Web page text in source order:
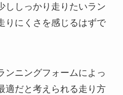
ししっかり走りたいラン
りにくさを感じるはずで
ンニングフォームによっ
適だと考えられる走り方